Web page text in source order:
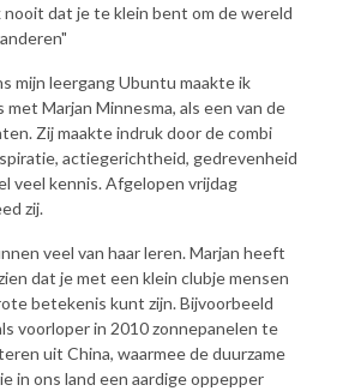
nooit dat je te klein bent om de wereld
mijn leergang Ubuntu maakte ik
met Marjan Minnesma, als een van de
Zij maakte indruk door de combi
actiegerichtheid, gedrevenheid
veel kennis. Afgelopen vrijdag
zij.
veel van haar leren. Marjan heeft
dat je met een klein clubje mensen
betekenis kunt zijn. Bijvoorbeeld
voorloper in 2010 zonnepanelen te
uit China, waarmee de duurzame
in ons land een aardige oppepper